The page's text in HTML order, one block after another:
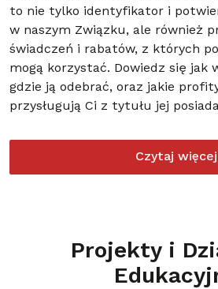
to nie tylko identyfikator i
w naszym Związku, ale również
świadczeń i rabatów, z których
mogą korzystać. Dowiedz się jak
gdzie ją odebrać, oraz jakie
przysługują Ci z tytułu jej
Czytaj więcej
Projekty i